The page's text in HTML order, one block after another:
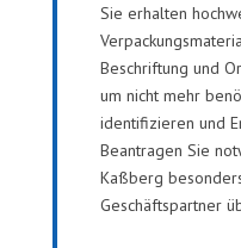
Sie erhalten
Beschriftung und
um nicht mehr
identifizieren und
Beantragen Sie
Kaßberg
Geschäftspartner